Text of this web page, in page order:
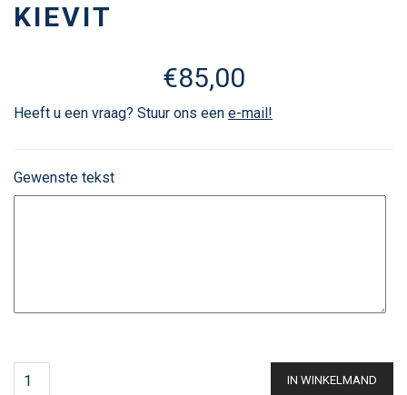
KIEVIT
€85,00
Heeft u een vraag? Stuur ons een e-mail!
Gewenste tekst
IN WINKELMAND